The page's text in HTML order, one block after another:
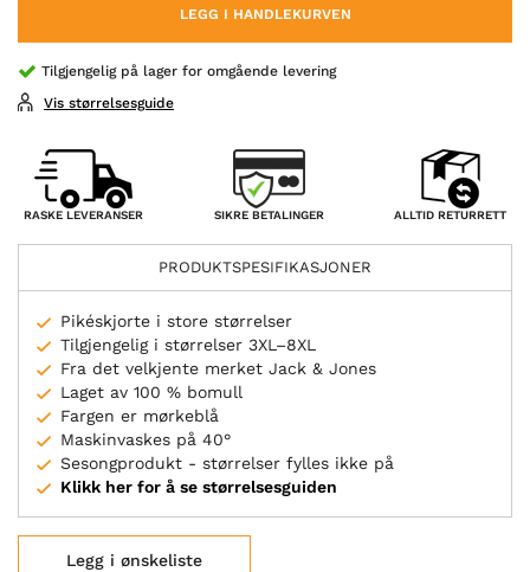
LEGG I HANDLEKURVEN
Tilgjengelig på lager for omgående levering
Vis størrelsesguide
RASKE LEVERANSER SIKRE BETALINGER ALLTID RETURRETT
PRODUKTSPESIFIKASJONER
Pikéskjorte i store størrelser
Tilgjengelig i størrelser 3XL–8XL
Fra det velkjente merket Jack & Jones
Laget av 100 % bomull
Fargen er mørkeblå
Maskinvaskes på 40°
Sesongprodukt - størrelser fylles ikke på
Klikk her for å se størrelsesguiden
Legg i ønskeliste